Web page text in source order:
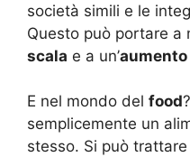
società simili e le
Questo può portare a
scala e a un’
E nel mondo del food
semplicemente un
stesso. Si può